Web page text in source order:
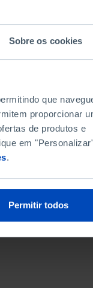
Sobre os cookies
que
proporcionar
de produtos e
em
.
Permitir todos
ORDENAR POR